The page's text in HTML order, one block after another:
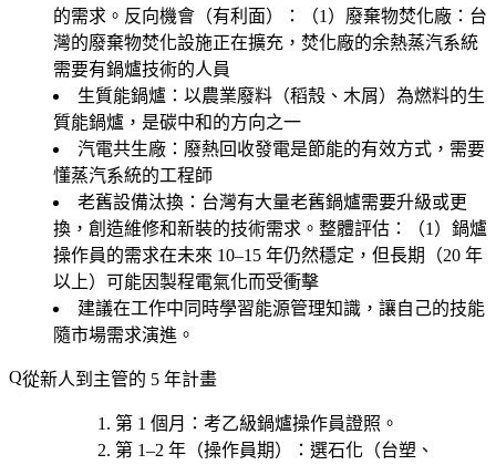
的需求。反向機會（有利面）：（1） 廢棄物焚化廠 ：台
灣的廢棄物焚化設施正在擴充，焚化廠的余熱蒸汽系統
需要有鍋爐技術的人員
生質能鍋爐 ：以農業廢料（稻殼、木屑）為燃料的生
質能鍋爐，是碳中和的方向之一
汽電共生廠 ：廢熱回收發電是節能的有效方式，需要
懂蒸汽系統的工程師
老舊設備汰換 ：台灣有大量老舊鍋爐需要升級或更
換，創造維修和新裝的技術需求。整體評估：（1）鍋爐
操作員的需求在未來 10–15 年仍然穩定，但長期（20 年
以上）可能因製程電氣化而受衝擊
建議在工作中同時學習能源管理知識，讓自己的技能
隨市場需求演進。
從新人到主管的 5 年計畫
第 1 個月 ：考乙級鍋爐操作員證照 。
第 1–2 年（操作員期）
：選石化（台塑、